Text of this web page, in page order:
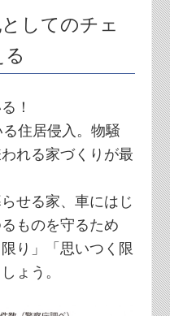
としてのチェ
！
住居侵入。物騒
れる家づくりが最
せる家、車にはじ
ものを守るため
り」「思いつく限
ょう。